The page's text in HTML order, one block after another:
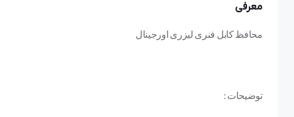
معرفی
محافظ کابل فنری ليزری اورجينال
توضیحات :